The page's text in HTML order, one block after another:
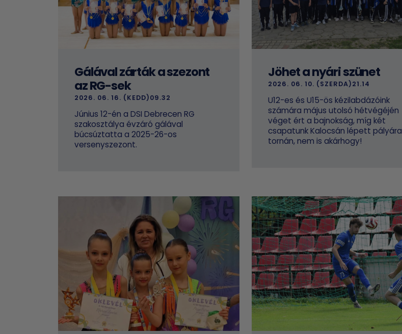
Gálával zárták a szezont
az RG-sek
2026. 06. 16. (KEDD)09.32
Június 12-én a DSI Debrecen RG
szakosztálya évzáró gálával
búcsúztatta a 2025-26-os
versenyszezont.
Jöhet a nyári szünet
2026. 06. 10. (SZERDA)21.14
U12-es és U15-ös kézilabdázóink
számára május utolsó hétvégéjén
véget ért a bajnokság, míg két
csapatunk Kalocsán lépett pályára
tornán, nem is akárhogy!